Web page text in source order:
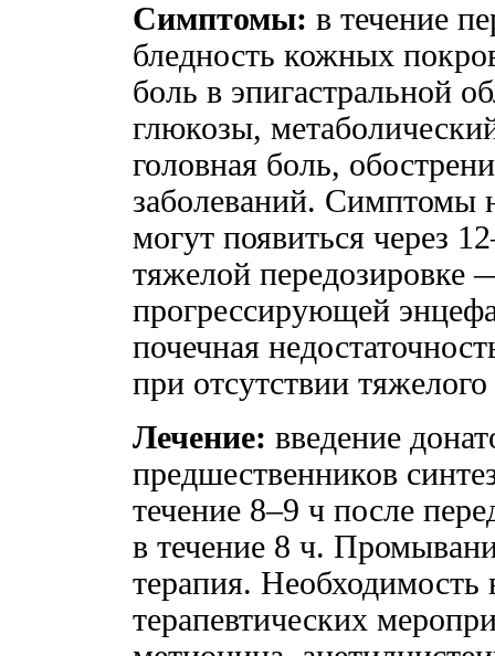
Симптомы: в течение
бледность кожных
боль в эпигастральной
глюкозы,
головная боль,
заболеваний. Симптомы
могут появиться через
тяжелой передозировке
прогрессирующей
почечная
при отсутствии
Лечение: введение
предшественников
течение 8–9 ч после
в течение 8 ч.
терапия.
терапевтических